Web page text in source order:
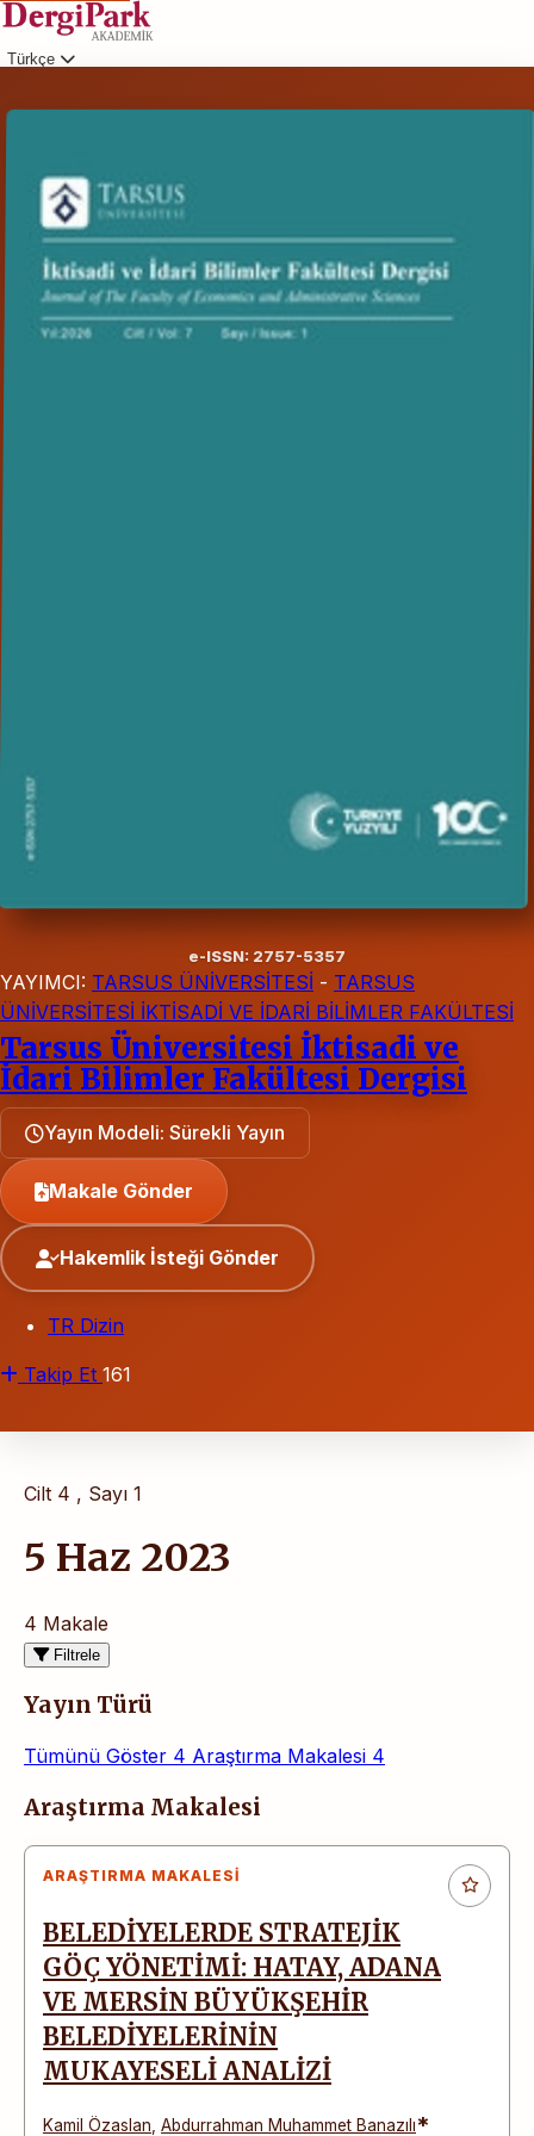
Türkçe
e-ISSN: 2757-5357
YAYIMCI: TARSUS ÜNİVERSİTESİ - TARSUS
ÜNİVERSİTESİ İKTİSADİ VE İDARİ BİLİMLER FAKÜLTESİ
Tarsus Üniversitesi İktisadi ve
İdari Bilimler Fakültesi Dergisi
Yayın Modeli: Sürekli Yayın
Makale Gönder
Hakemlik İsteği Gönder
TR Dizin
Takip Et 161
Cilt 4 , Sayı 1
5 Haz 2023
4 Makale
Filtrele
Yayın Türü
Tümünü Göster 4 Araştırma Makalesi 4
Makaleler
Araştırma Makalesi
ARAŞTIRMA MAKALESI
BELEDİYELERDE STRATEJİK
GÖÇ YÖNETİMİ: HATAY, ADANA
VE MERSİN BÜYÜKŞEHİR
BELEDİYELERİNİN
MUKAYESELİ ANALİZİ
Kamil Özaslan Abdurrahman Muhammet Banazılı*